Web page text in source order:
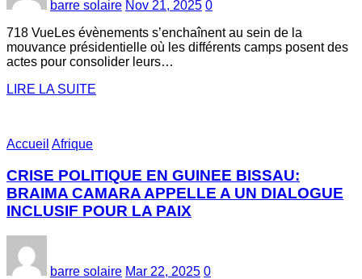
barre solaire Nov 21, 2025 0
718 VueLes évènements s’enchaînent au sein de la
mouvance présidentielle où les différents camps posent des
actes pour consolider leurs…
LIRE LA SUITE
Accueil Afrique
CRISE POLITIQUE EN GUINEE BISSAU:
BRAIMA CAMARA APPELLE A UN DIALOGUE
INCLUSIF POUR LA PAIX
barre solaire Mar 22, 2025 0